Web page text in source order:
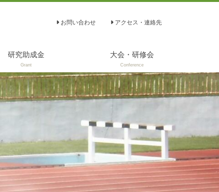
お問い合わせ アクセス・連絡先
研究助成金
Grant
大会・研修会
Conference